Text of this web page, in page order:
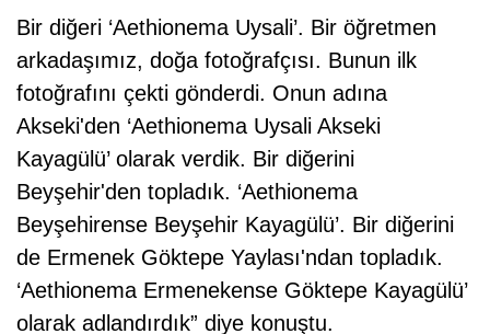
Bir diğeri ‘Aethionema Uysali’. Bir öğretmen
arkadaşımız, doğa fotoğrafçısı. Bunun ilk
fotoğrafını çekti gönderdi. Onun adına
Akseki'den ‘Aethionema Uysali Akseki
Kayagülü’ olarak verdik. Bir diğerini
Beyşehir'den topladık. ‘Aethionema
Beyşehirense Beyşehir Kayagülü’. Bir diğerini
de Ermenek Göktepe Yaylası'ndan topladık.
‘Aethionema Ermenekense Göktepe Kayagülü’
olarak adlandırdık” diye konuştu.